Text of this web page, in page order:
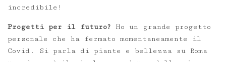
incredibile!
Progetti per il futuro? Ho un grande progetto
personale che ha fermato momentaneamente il
Covid. Si parla di piante e bellezza su Roma